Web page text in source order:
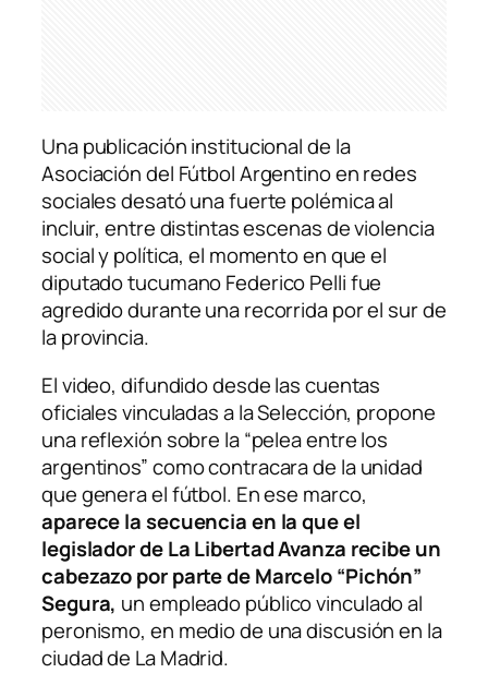
Una publicación institucional de la
Asociación del Fútbol Argentino en redes
sociales desató una fuerte polémica al
incluir, entre distintas escenas de violencia
social y política, el momento en que el
diputado tucumano Federico Pelli fue
agredido durante una recorrida por el sur de
la provincia.
El video, difundido desde las cuentas
oficiales vinculadas a la Selección, propone
una reflexión sobre la “pelea entre los
argentinos” como contracara de la unidad
que genera el fútbol. En ese marco,
aparece la secuencia en la que el
legislador de La Libertad Avanza recibe un
cabezazo por parte de Marcelo “Pichón”
Segura, un empleado público vinculado al
peronismo, en medio de una discusión en la
ciudad de La Madrid.